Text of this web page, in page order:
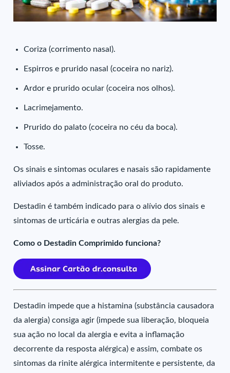
Coriza (corrimento nasal).
Espirros e prurido nasal (coceira no nariz).
Ardor e prurido ocular (coceira nos olhos).
Lacrimejamento.
Prurido do palato (coceira no céu da boca).
Tosse.
Os sinais e sintomas oculares e nasais são rapidamente
aliviados após a administração oral do produto.
Destadin é também indicado para o alívio dos sinais e
sintomas de urticária e outras alergias da pele.
Como o Destadin Comprimido funciona?
Destadin impede que a histamina (substância causadora
da alergia) consiga agir (impede sua liberação, bloqueia
sua ação no local da alergia e evita a inflamação
decorrente da resposta alérgica) e assim, combate os
sintomas da rinite alérgica intermitente e persistente, da